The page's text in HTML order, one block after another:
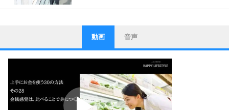
1
ストレス対策
他人と比べない。
いっそのこと、他人を見ない。
いらいらしない人になる30の方法
プラス思考
ポジティブになれない原因は、行動しないから。
ポジティブ思考になる30の方法
動画 音声